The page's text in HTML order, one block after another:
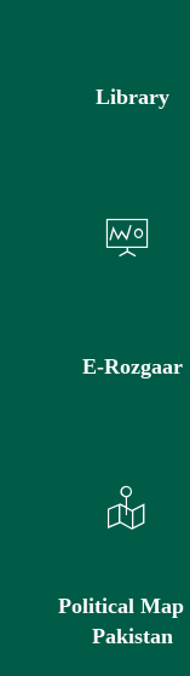
Library
E-Rozgaar
Political Map
Pakistan